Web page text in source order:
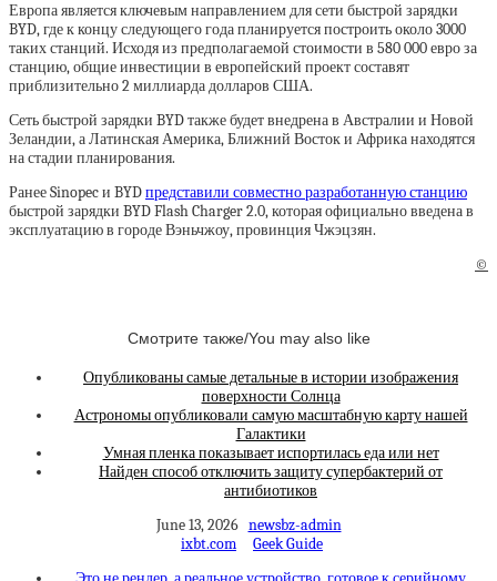
Европа является ключевым направлением для сети быстрой зарядки
BYD, где к концу следующего года планируется построить около 3000
таких станций. Исходя из предполагаемой стоимости в 580 000 евро за
станцию, общие инвестиции в европейский проект составят
приблизительно 2 миллиарда долларов США.
Сеть быстрой зарядки BYD также будет внедрена в Австралии и Новой
Зеландии, а Латинская Америка, Ближний Восток и Африка находятся
на стадии планирования.
Ранее Sinopec и BYDпредставили совместно разработанную станцию
быстрой зарядки BYD Flash Charger 2.0, которая официально введена в
эксплуатацию в городе Вэньчжоу, провинция Чжэцзян.
©
Смотрите также/You may also like
Опубликованы самые детальные в истории изображения
поверхности Солнца
Астрономы опубликовали самую масштабную карту нашей
Галактики
Умная пленка показывает испортилась еда или нет
Найден способ отключить защиту супербактерий от
антибиотиков
June 13, 2026 newsbz-admin
ixbt.com
Geek Guide